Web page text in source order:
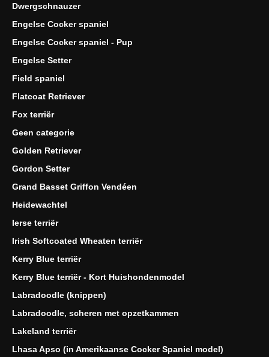
Dwergschnauzer
Engelse Cocker spaniel
Engelse Cocker spaniel - Pup
Engelse Setter
Field spaniel
Flatcoat Retriever
Fox terriër
Geen categorie
Golden Retriever
Gordon Setter
Grand Basset Griffon Vendéen
Heidewachtel
Ierse terriër
Irish Softcoated Wheaten terriër
Kerry Blue terriër
Kerry Blue terriër - Kort Huishondenmodel
Labradoodle (knippen)
Labradoodle, scheren met opzetkammen
Lakeland terriër
Lhasa Apso (in Amerikaanse Cocker Spaniel model)